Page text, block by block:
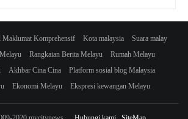
Maklumat Komprehensif Kota malaysia
Suara malay
Rangkaian Berita Melayu
Rumah Melayu
Akhbar Cina Cina
Platform sosial blog Malaysia
Ekonomi Melayu Ekspresi kewangan Melayu